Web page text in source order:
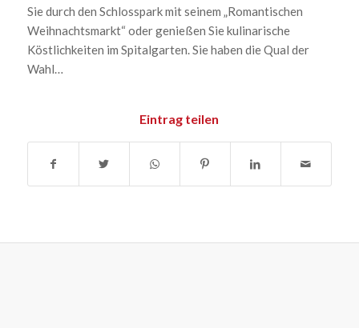
Sie durch den Schlosspark mit seinem „Romantischen
Weihnachtsmarkt“ oder genießen Sie kulinarische
Köstlichkeiten im Spitalgarten. Sie haben die Qual der
Wahl…
Eintrag teilen